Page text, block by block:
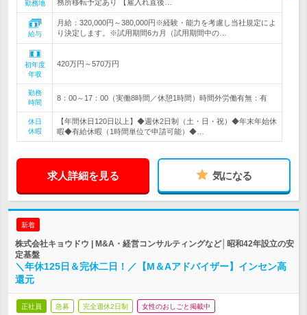
勤務地
務所移転予定あり 【雇入れ直後…
給与
月給：320,000円～380,000円※経験・能力を考慮し当社規定によ
り決定します。※試用期間6カ月（試用期間中の…
初年度
年収
420万円～570万円
勤務
時間
8：00～17：00（実働8時間／休憩1時間）時間外労働有無：有
休日
休暇
【年間休日120日以上】◆週休2日制（土・日・祝）◆年末年始休
暇◆有給休暇（1時間単位で申請可能）◆…
求人詳細を見る 気になる
新着
株式会社キョウドウ | M&A・経営コンサルティングなど│昭和42年設立の安
定基盤
＼年休125日＆完休二日！／【M＆Aアドバイザー】インセン高
還元
正社員 急募 完全週休2日制 女性のおしごと掲載中